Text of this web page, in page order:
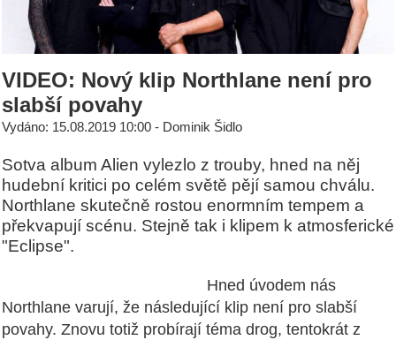
VIDEO: Nový klip Northlane není pro
slabší povahy
Vydáno: 15.08.2019 10:00 - Dominik Šidlo
Sotva album Alien vylezlo z trouby, hned na něj
hudební kritici po celém světě pějí samou chválu.
Northlane skutečně rostou enormním tempem a
překvapují scénu. Stejně tak i klipem k atmosferické
"Eclipse".
Hned úvodem nás
Northlane varují, že následující klip není pro slabší
povahy. Znovu totiž probírají téma drog, tentokrát z